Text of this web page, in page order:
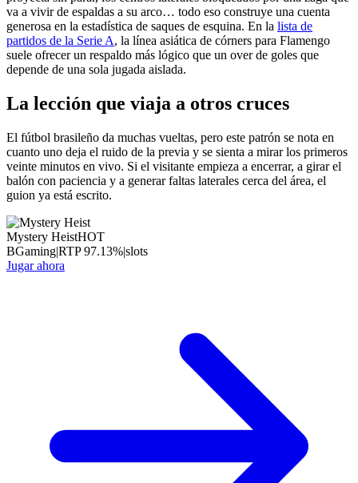
va a vivir de espaldas a su arco… todo eso construye una cuenta
generosa en la estadística de saques de esquina. En la lista de
partidos de la Serie A, la línea asiática de córners para Flamengo
suele ofrecer un respaldo más lógico que un over de goles que
depende de una sola jugada aislada.
La lección que viaja a otros cruces
El fútbol brasileño da muchas vueltas, pero este patrón se nota en
cuanto uno deja el ruido de la previa y se sienta a mirar los primeros
veinte minutos en vivo. Si el visitante empieza a encerrar, a girar el
balón con paciencia y a generar faltas laterales cerca del área, el
guion ya está escrito.
Mystery HeistHOT
BGaming|RTP97.13%|slots
Jugar ahora